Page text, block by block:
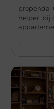
propenda
helpen bij
...